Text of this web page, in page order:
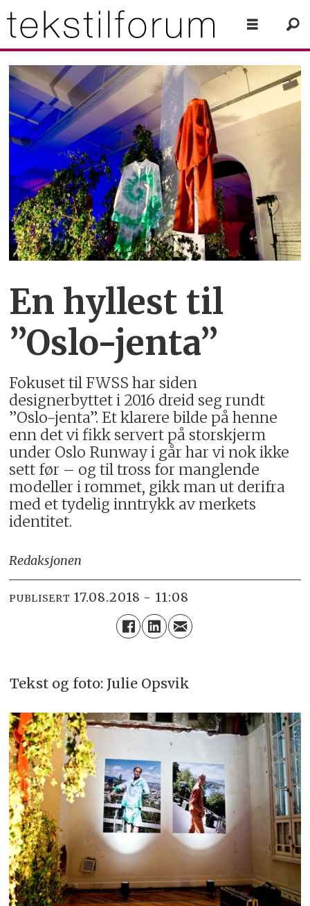
En hyllest til
”Oslo-jenta”
Fokuset til FWSS har siden
designerbyttet i 2016 dreid seg rundt
”Oslo-jenta”. Et klarere bilde på henne
enn det vi fikk servert på storskjerm
under Oslo Runway i går har vi nok ikke
sett før – og til tross for manglende
modeller i rommet, gikk man ut derifra
med et tydelig inntrykk av merkets
identitet.
Redaksjonen
PUBLISERT 17.08.2018 - 11:08
Tekst og foto: Julie Opsvik